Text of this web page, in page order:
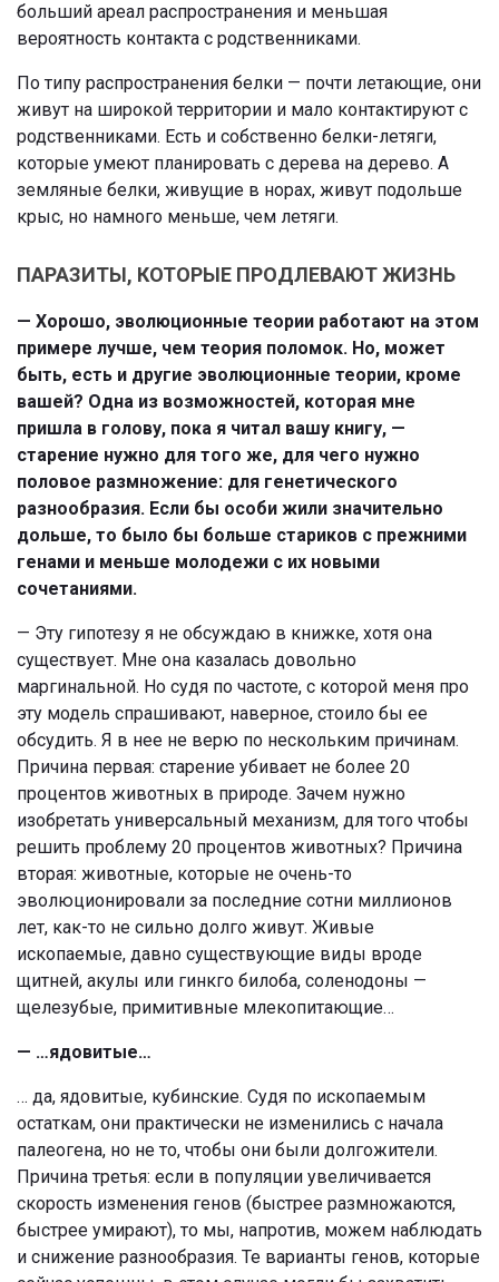
больший ареал распространения и меньшая
вероятность контакта с родственниками.
По типу распространения белки — почти летающие, они
живут на широкой территории и мало контактируют с
родственниками. Есть и собственно белки-летяги,
которые умеют планировать с дерева на дерево. А
земляные белки, живущие в норах, живут подольше
крыс, но намного меньше, чем летяги.
ПАРАЗИТЫ, КОТОРЫЕ ПРОДЛЕВАЮТ ЖИЗНЬ
— Хорошо, эволюционные теории работают на этом
примере лучше, чем теория поломок. Но, может
быть, есть и другие эволюционные теории, кроме
вашей? Одна из возможностей, которая мне
пришла в голову, пока я читал вашу книгу, —
старение нужно для того же, для чего нужно
половое размножение: для генетического
разнообразия. Если бы особи жили значительно
дольше, то было бы больше стариков с прежними
генами и меньше молодежи с их новыми
сочетаниями.
— Эту гипотезу я не обсуждаю в книжке, хотя она
существует. Мне она казалась довольно
маргинальной. Но судя по частоте, с которой меня про
эту модель спрашивают, наверное, стоило бы ее
обсудить. Я в нее не верю по нескольким причинам.
Причина первая: старение убивает не более 20
процентов животных в природе. Зачем нужно
изобретать универсальный механизм, для того чтобы
решить проблему 20 процентов животных? Причина
вторая: животные, которые не очень-то
эволюционировали за последние сотни миллионов
лет, как-то не сильно долго живут. Живые
ископаемые, давно существующие виды вроде
щитней, акулы или гинкго билоба, соленодоны —
щелезубые, примитивные млекопитающие…
— …ядовитые…
… да, ядовитые, кубинские. Судя по ископаемым
остаткам, они практически не изменились с начала
палеогена, но не то, чтобы они были долгожители.
Причина третья: если в популяции увеличивается
скорость изменения генов (быстрее размножаются,
быстрее умирают), то мы, напротив, можем наблюдать
и снижение разнообразия. Те варианты генов, которые